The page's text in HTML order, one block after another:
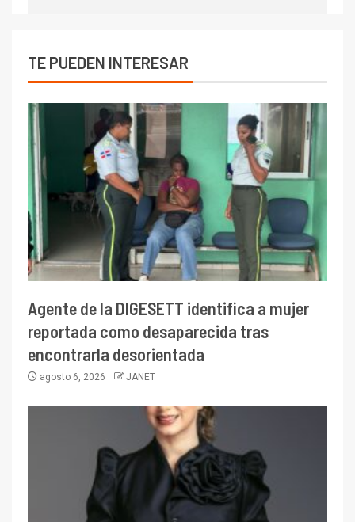
TE PUEDEN INTERESAR
Agente de la DIGESETT identifica a mujer
reportada como desaparecida tras
encontrarla desorientada
agosto 6, 2026 JANET